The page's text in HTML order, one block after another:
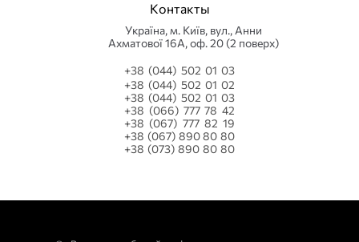
Контакты
Українa, м. Київ, вул., Анни
Ахматової 16А, оф. 20 (2 поверх)
+38 (044) 502 01 03
+38 (044) 502 01 02
+38 (044) 502 01 03
+38 (066) 777 78 42
+38 (067) 777 82 19
+38 (067) 890 80 80
+38 (073) 890 80 80